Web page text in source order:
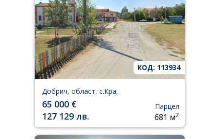
КОД: 113934
Добрич, област, с.Кранево
65 000 €
127 129 лв.
Парцел
681 м2